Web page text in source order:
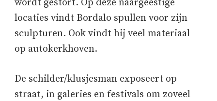
wordt gestort. Op deze naargeestige
locaties vindt Bordalo spullen voor zijn
sculpturen. Ook vindt hij veel materiaal
op autokerkhoven.
De schilder/klusjesman exposeert op
straat, in galeries en festivals om zoveel